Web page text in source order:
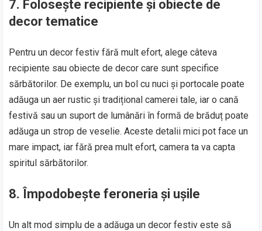
7. Folosește recipiente și obiecte de
decor tematice
Pentru un decor festiv fără mult efort, alege câteva
recipiente sau obiecte de decor care sunt specifice
sărbătorilor. De exemplu, un bol cu nuci și portocale poate
adăuga un aer rustic și tradițional camerei tale, iar o cană
festivă sau un suport de lumânări în formă de brăduț poate
adăuga un strop de veselie. Aceste detalii mici pot face un
mare impact, iar fără prea mult efort, camera ta va capta
spiritul sărbătorilor.
8. Împodobește feroneria și ușile
Un alt mod simplu de a adăuga un decor festiv este să